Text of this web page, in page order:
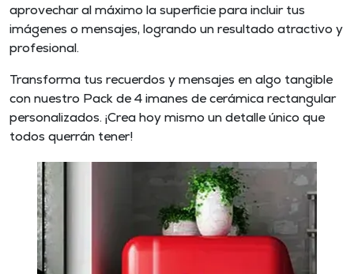
aprovechar al máximo la superficie para incluir tus
imágenes o mensajes, logrando un resultado atractivo y
profesional.
Transforma tus recuerdos y mensajes en algo tangible
con nuestro Pack de 4 imanes de cerámica rectangular
personalizados. ¡Crea hoy mismo un detalle único que
todos querrán tener!